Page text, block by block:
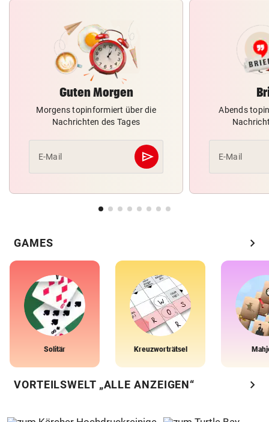
Guten Morgen
Morgens topinformiert über die
Nachrichten des Tages
E-Mail send
Abschicken
Abends
E-Mail
GAMES chevron_right
Solitär Kreuzworträtsel
VORTEILSWELT „ALLE ANZEIGEN“ chevron_right